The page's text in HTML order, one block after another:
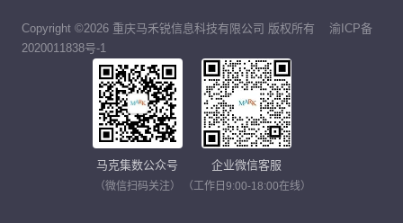
Copyright ©2026 重庆马禾锐信息科技有限公司 版权所有
渝ICP备
2020011838号-1
马克集数公众号
（微信扫码关注）
企业微信客服
（工作日9:00-18:00在线）